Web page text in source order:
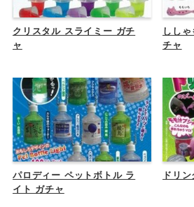
クリスタル スライミー ガチ
ャ
しし
チャ
パロディー ペットボトル ラ
イト ガチャ
ドリ